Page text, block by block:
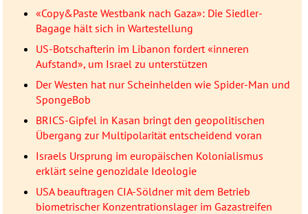
«Copy&Paste Westbank nach Gaza»: Die Siedler-
Bagage hält sich in Wartestellung
US-Botschafterin im Libanon fordert «inneren
Aufstand», um Israel zu unterstützen
Der Westen hat nur Scheinhelden wie Spider-Man und
SpongeBob
BRICS-Gipfel in Kasan bringt den geopolitischen
Übergang zur Multipolarität entscheidend voran
Israels Ursprung im europäischen Kolonialismus
erklärt seine genozidale Ideologie
USA beauftragen CIA-Söldner mit dem Betrieb
biometrischer Konzentrationslager im Gazastreifen